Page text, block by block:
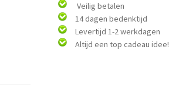
Veilig betalen
14 dagen bedenktijd
Levertijd 1-2 werkdagen
Altijd een top cadeau idee!